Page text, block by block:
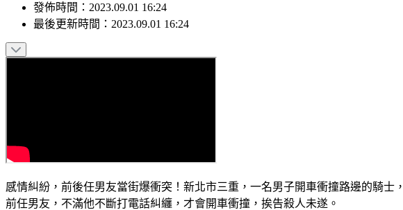
發佈時間： 2023.09.01 16:24
最後更新時間： 2023.09.01 16:24
感情糾紛，前後任男友當街爆衝突！新北市三重，一名男子開車衝撞路邊的騎
前任男友，不滿他不斷打電話糾纏，才會開車衝撞，挨告殺人未遂。